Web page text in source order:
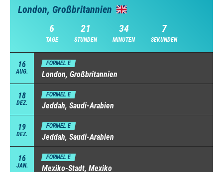
London, Großbritannien
6
TAGE
21
STUNDEN
34
MINUTEN
6
SEKUNDEN
16
AUG.
FORMEL E
London, Großbritannien
18
DEZ.
FORMEL E
Jeddah, Saudi-Arabien
19
DEZ.
FORMEL E
Jeddah, Saudi-Arabien
16
JAN.
FORMEL E
Mexiko-Stadt, Mexiko